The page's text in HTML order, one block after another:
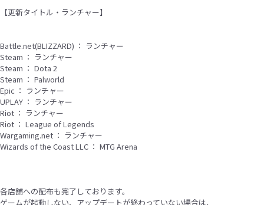
【更新タイトル・ランチャー】
Battle.net(BLIZZARD) ： ランチャー
Steam ： ランチャー
Steam ： Dota 2
Steam ： Palworld
Epic ： ランチャー
UPLAY ： ランチャー
Riot ： ランチャー
Riot ： League of Legends
Wargaming.net ： ランチャー
Wizards of the Coast LLC ： MTG Arena
各店舗への配布も完了しております。
ゲームが起動しない、アップデートが終わっていない場合は、